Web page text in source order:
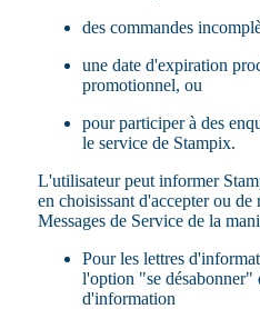
des commandes
une date d'expiration
promotionnel, ou
pour participer à des
le service de Stampix.
L'utilisateur peut informer
en choisissant d'accepter ou
Messages de Service de la
Pour les lettres
l'option "se désabonner"
d'information